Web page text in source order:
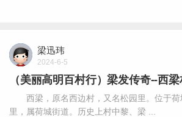
梁迅玮
2024-6-5
（美丽高明百村行）梁发传奇--西梁
西梁，原名西边村，又名松园里。位于荷
里，属荷城街道。历史上村中黎、梁 ...